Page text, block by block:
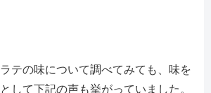
テの味について調べてみても、味を
して下記の声も挙がっていました。